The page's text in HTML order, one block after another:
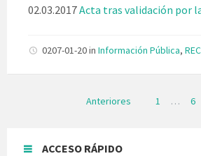
02.03.2017Acta tras validación por
0207-01-20in Información Pública,
Anteriores 1 … 6
ACCESO RÁPIDO